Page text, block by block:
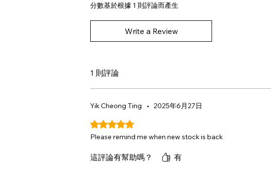
分數基於根據 1 則評論而產生
Write a Review
1 則評論
Yik Cheong Ting • 2025年6月27日
評等為 5（最高為 5 顆星）。
Please remind me when new stock is back
這評論有幫助嗎？ 有